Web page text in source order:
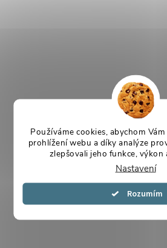
Používáme cookies, abychom
prohlížení webu a díky analýze
zlepšovali jeho funkce,
Nastavení
Souhlasím